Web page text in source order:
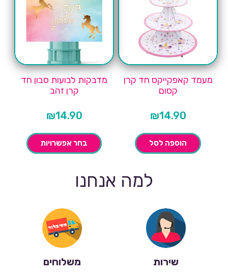
מעמד קאפקייקס חד קרן
קסום
₪14.90
הוספה לסל
מדבקות לבועות סבון חד
קרן זהב
₪14.90
בחר אפשרויות
למה אנחנו
שירות משלוחים